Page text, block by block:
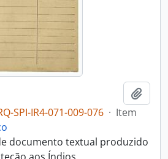
SPI-IR4-071-009-076 · Item
documento textual produzido